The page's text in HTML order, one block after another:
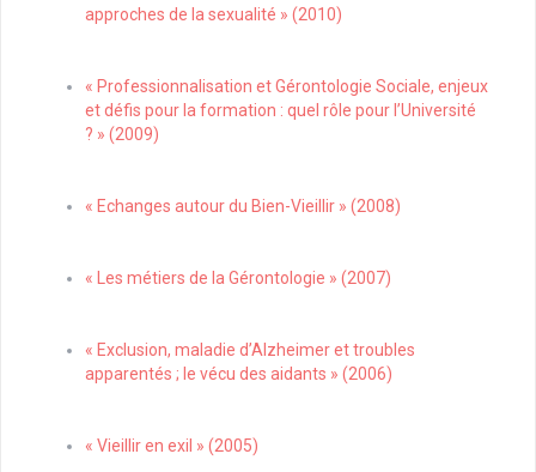
approches de la sexualité » (2010)
« Professionnalisation et Gérontologie Sociale, enjeux
et défis pour la formation : quel rôle pour l’Université
? » (2009)
« Echanges autour du Bien-Vieillir » (2008)
« Les métiers de la Gérontologie » (2007)
« Exclusion, maladie d’Alzheimer et troubles
apparentés ; le vécu des aidants » (2006)
« Vieillir en exil » (2005)